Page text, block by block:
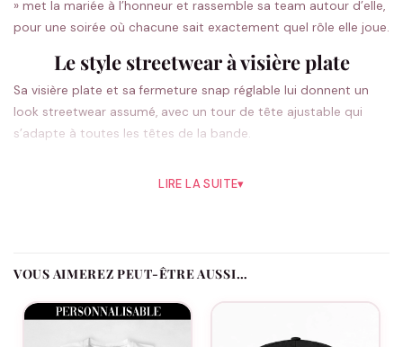
» met la mariée à l’honneur et rassemble sa team autour d’elle,
pour une soirée où chacune sait exactement quel rôle elle joue.
Le style streetwear à visière plate
Sa visière plate et sa fermeture snap réglable lui donnent un
look streetwear assumé, avec un tour de tête ajustable qui
s’adapte à toutes les têtes de la bande.
Une casquette EVJF personnalisée pour la
chaque participante : La Mariée en tête, La Team et Le Témoin
chaque casquette garde sa touche personnelle.
LIRE LA SUITE▾
VOUS AIMEREZ PEUT-ÊTRE AUSSI…